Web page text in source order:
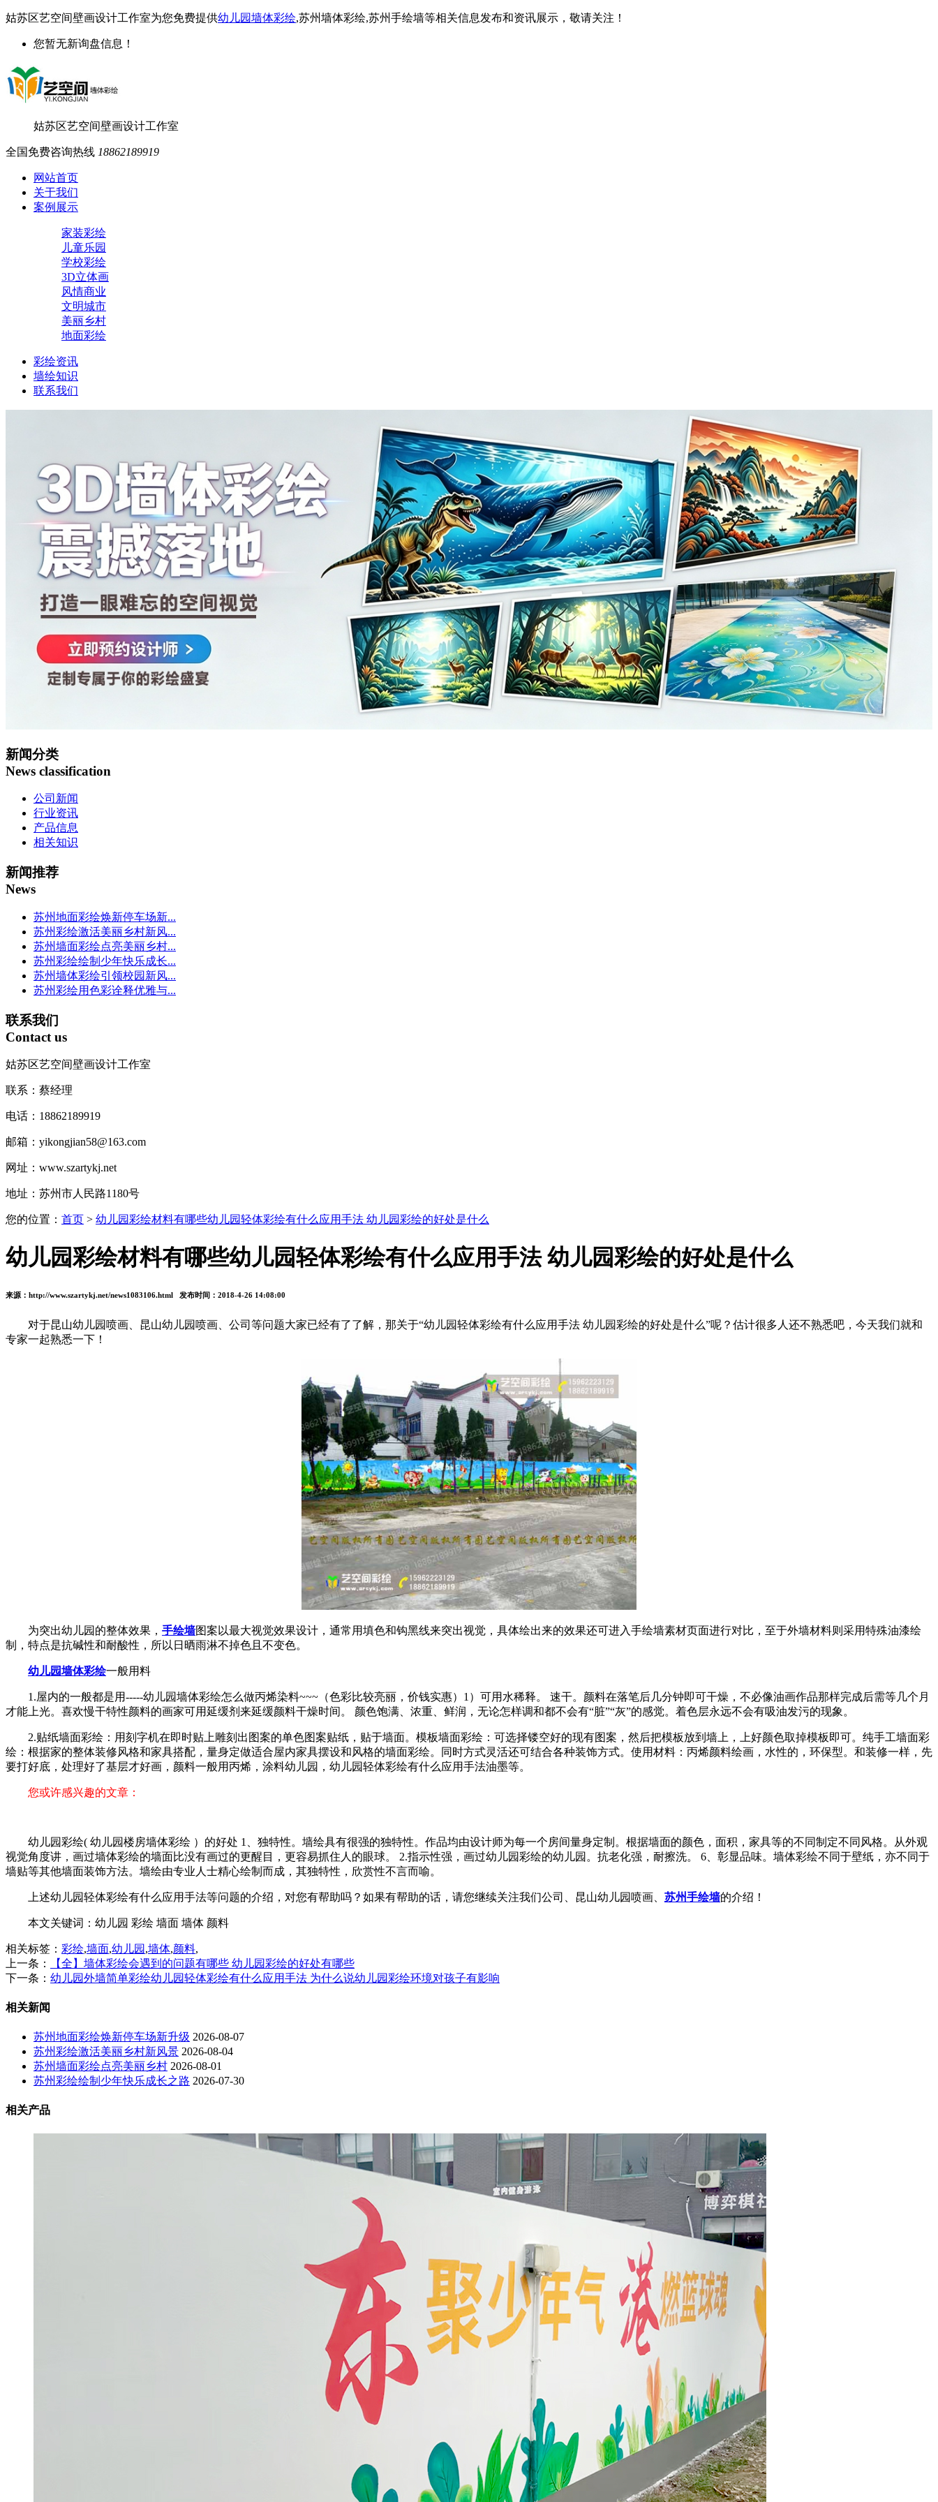
姑苏区艺空间壁画设计工作室为您免费提供幼儿园墙体彩绘,苏州墙体彩绘,苏州手绘墙等相关信息发布和资讯展示，敬请关注！
您暂无新询盘信息！
姑苏区艺空间壁画设计工作室
全国免费咨询热线 18862189919
网站首页
关于我们
案例展示
家装彩绘
儿童乐园
学校彩绘
3D立体画
风情商业
文明城市
美丽乡村
地面彩绘
彩绘资讯
墙绘知识
联系我们
新闻分类
News classification
公司新闻
行业资讯
产品信息
相关知识
新闻推荐
News
苏州地面彩绘焕新停车场新...
苏州彩绘激活美丽乡村新风...
苏州墙面彩绘点亮美丽乡村...
苏州彩绘绘制少年快乐成长...
苏州墙体彩绘引领校园新风...
苏州彩绘用色彩诠释优雅与...
联系我们
Contact us
姑苏区艺空间壁画设计工作室
联系：蔡经理
电话：18862189919
邮箱：yikongjian58@163.com
网址：www.szartykj.net
地址：苏州市人民路1180号
您的位置： 首页 > 幼儿园彩绘材料有哪些幼儿园轻体彩绘有什么应用手法 幼儿园彩绘的好处是什么
幼儿园彩绘材料有哪些幼儿园轻体彩绘有什么应用手法 幼儿园彩绘的好处是什么
来源：http://www.szartykj.net/news1083106.html 发布时间：2018-4-26 14:08:00
对于昆山幼儿园喷画、昆山幼儿园喷画、公司等问题大家已经有了了解，那关于“幼儿园轻体彩绘有什么应用手法 幼儿园彩绘的好处是什么”呢？估计很多人还不熟悉吧，今天我们就和
专家一起熟悉一下！
为突出幼儿园的整体效果， 手绘墙图案以最大视觉效果设计，通常用填色和钩黑线来突出视觉，具体绘出来的效果还可进入手绘墙素材页面进行对比，至于外墙材料则采用特殊油漆绘
制，特点是抗碱性和耐酸性，所以日晒雨淋不掉色且不变色。
幼儿园墙体彩绘一般用料
1.屋内的一般都是用-----幼儿园墙体彩绘怎么做丙烯染料~~~（色彩比较亮丽，价钱实惠）1）可用水稀释。 速干。颜料在落笔后几分钟即可干燥，不必像油画作品那样完成后需等几个月
才能上光。喜欢慢干特性颜料的画家可用延缓剂来延缓颜料干燥时间。 颜色饱满、浓重、鲜润，无论怎样调和都不会有“脏”“灰”的感觉。着色层永远不会有吸油发污的现象。
2.贴纸墙面彩绘：用刻字机在即时贴上雕刻出图案的单色图案贴纸，贴于墙面。模板墙面彩绘：可选择镂空好的现有图案，然后把模板放到墙上，上好颜色取掉模板即可。纯手工墙面彩
绘：根据家的整体装修风格和家具搭配，量身定做适合屋内家具摆设和风格的墙面彩绘。同时方式灵活还可结合各种装饰方式。使用材料：丙烯颜料绘画，水性的，环保型。和装修一样，先
要打好底，处理好了基层才好画，颜料一般用丙烯，涂料幼儿园，幼儿园轻体彩绘有什么应用手法油墨等。
您或许感兴趣的文章：
幼儿园彩绘( 幼儿园楼房墙体彩绘 ）的好处 1、独特性。墙绘具有很强的独特性。作品均由设计师为每一个房间量身定制。根据墙面的颜色，面积，家具等的不同制定不同风格。从外观
视觉角度讲，画过墙体彩绘的墙面比没有画过的更醒目，更容易抓住人的眼球。 2.指示性强，画过幼儿园彩绘的幼儿园。抗老化强，耐擦洗。 6、彰显品味。墙体彩绘不同于壁纸，亦不同于
墙贴等其他墙面装饰方法。墙绘由专业人士精心绘制而成，其独特性，欣赏性不言而喻。
上述幼儿园轻体彩绘有什么应用手法等问题的介绍，对您有帮助吗？如果有帮助的话，请您继续关注我们公司、昆山幼儿园喷画、 苏州手绘墙的介绍！
本文关键词： 幼儿园 彩绘 墙面 墙体 颜料
相关标签： 彩绘,墙面,幼儿园 ,墙体,颜料,
上一条：
【全】墙体彩绘会遇到的问题有哪些 幼儿园彩绘的好处有哪些
下一条： 幼儿园外墙简单彩绘幼儿园轻体彩绘有什么应用手法 为什么说幼儿园彩绘环境对孩子有影响
相关新闻
苏州地面彩绘焕新停车场新升级 2026-08-07
苏州彩绘激活美丽乡村新风景 2026-08-04
苏州墙面彩绘点亮美丽乡村 2026-08-01
苏州彩绘绘制少年快乐成长之路 2026-07-30
相关产品